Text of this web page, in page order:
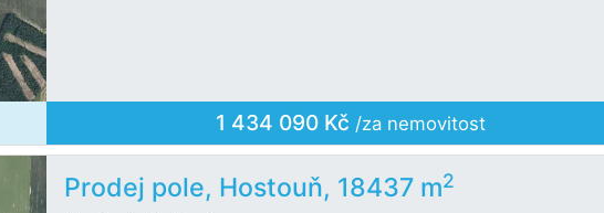
1 434 090 Kč /za nemovitost
Prodej pole, Hostouň, 18437 m2